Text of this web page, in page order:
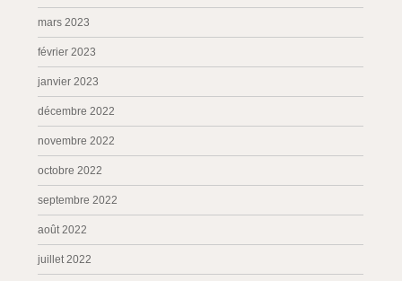
mars 2023
février 2023
janvier 2023
décembre 2022
novembre 2022
octobre 2022
septembre 2022
août 2022
juillet 2022